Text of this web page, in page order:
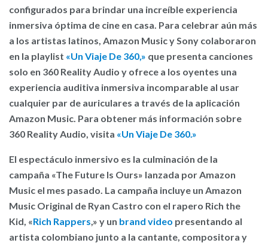
configurados para brindar una increíble experiencia
inmersiva óptima de cine en casa. Para celebrar aún más
a los artistas latinos, Amazon Music y Sony colaboraron
en la playlist «Un Viaje De 360,» que presenta canciones
solo en 360 Reality Audio y ofrece a los oyentes una
experiencia auditiva inmersiva incomparable al usar
cualquier par de auriculares a través de la aplicación
Amazon Music. Para obtener más información sobre
360 Reality Audio, visita «Un Viaje De 360.»
El espectáculo inmersivo es la culminación de la
campaña «The Future Is Ours» lanzada por Amazon
Music el mes pasado. La campaña incluye un Amazon
Music Original de Ryan Castro con el rapero Rich the
Kid, «Rich Rappers,» y un brand video presentando al
artista colombiano junto a la cantante, compositora y